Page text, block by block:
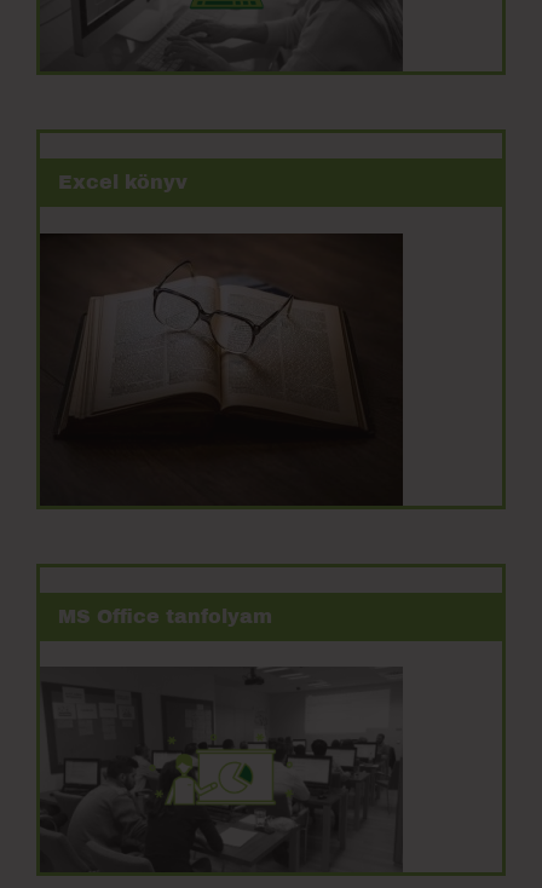
Excel könyv
MS Office tanfolyam